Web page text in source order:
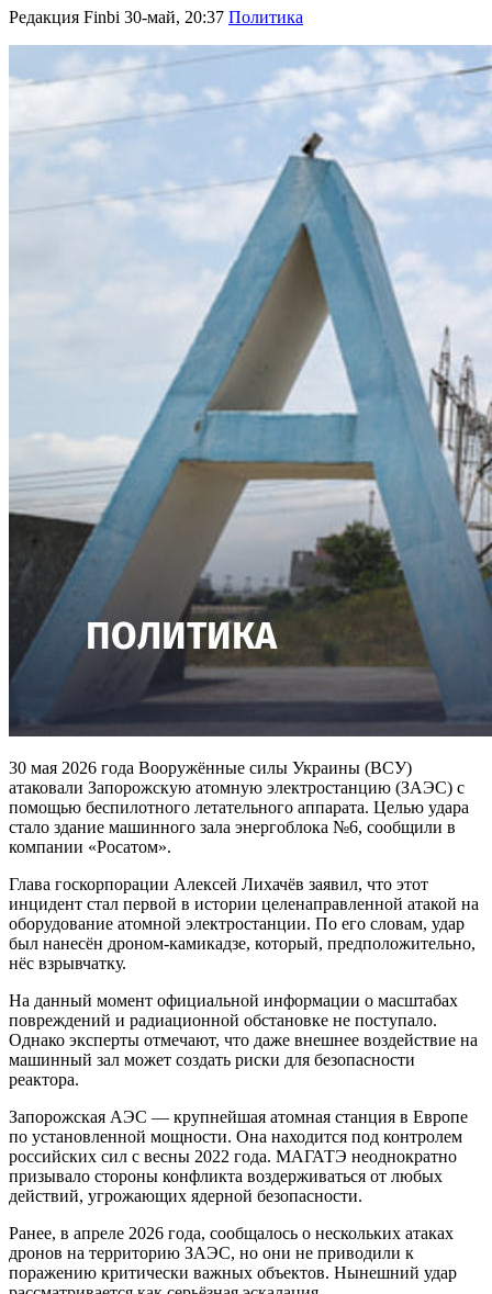
Редакция Finbi 30-май, 20:37 Политика
30 мая 2026 года Вооружённые силы Украины (ВСУ)
атаковали Запорожскую атомную электростанцию (ЗАЭС) с
помощью беспилотного летательного аппарата. Целью удара
стало здание машинного зала энергоблока №6, сообщили в
компании «Росатом».
Глава госкорпорации Алексей Лихачёв заявил, что этот
инцидент стал первой в истории целенаправленной атакой на
оборудование атомной электростанции. По его словам, удар
был нанесён дроном-камикадзе, который, предположительно,
нёс взрывчатку.
На данный момент официальной информации о масштабах
повреждений и радиационной обстановке не поступало.
Однако эксперты отмечают, что даже внешнее воздействие на
машинный зал может создать риски для безопасности
реактора.
Запорожская АЭС — крупнейшая атомная станция в Европе
по установленной мощности. Она находится под контролем
российских сил с весны 2022 года. МАГАТЭ неоднократно
призывало стороны конфликта воздерживаться от любых
действий, угрожающих ядерной безопасности.
Ранее, в апреле 2026 года, сообщалось о нескольких атаках
дронов на территорию ЗАЭС, но они не приводили к
поражению критически важных объектов. Нынешний удар